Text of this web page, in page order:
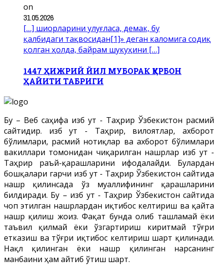
on
31.05.2026
[…] шиорларини улуғласа, демак, бу
қалбидаги тақвосидан[1]» деган каломига содиқ
қолган ҳолда, байрам шукуҳини […]
1447 ҲИЖРИЙ ЙИЛ МУБОРАК ҚУРБОН
ҲАЙИТИ ТАБРИГИ
Бу – Веб саҳифа Ҳизб ут - Таҳрир Ўзбекистон расмий
сайтидир. Ҳизб ут - Таҳрир, вилоятлар, ахборот
бўлимлари, расмий нотиқлар ва ахборот бўлимлари
вакиллари томонидан чиқарилган нашрлар Ҳизб ут -
Таҳрир раъй-қарашларини ифодалайди. Булардан
бошқалари гарчи Ҳизб ут - Таҳрир Ўзбекистон сайтида
нашр қилинсада ўз муаллифининг қарашларини
билдиради. Бу – Ҳизб ут - Таҳрир Ўзбекистон сайтида
чоп этилган нашрлардан иқтибос келтириш ва қайта
нашр қилиш жоиз. Фақат бунда олиб ташламай ёки
таъвил қилмай ёки ўзгартириш киритмай тўғри
етказиш ва тўғри иқтибос келтириш шарт қилинади.
Нақл қилинган ёки нашр қилинган нарсанинг
манбаини ҳам айтиб ўтиш шарт.